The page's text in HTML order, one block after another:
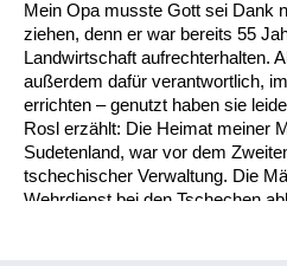
Mein Opa musste Gott sei Dank
ziehen, denn er war bereits 55
Landwirtschaft aufrechterhalten.
außerdem dafür verantwortlich,
errichten – genutzt haben sie
Rosl erzählt: Die Heimat meiner
Sudetenland, war vor dem
tschechischer Verwaltung. Die
Wehrdienst bei den Tschechen
Vorschrift, dass ein Soldat vor
verheiratet sein durfte, auch